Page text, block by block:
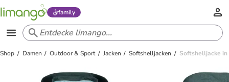
family
Shop Damen Outdoor & Sport Jacken Softshelljacken Softshelljacke